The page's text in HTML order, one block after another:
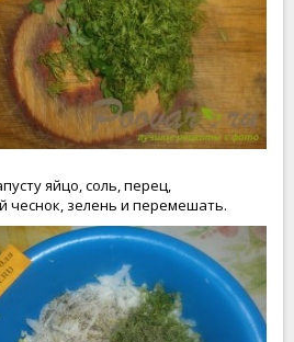
яйцо, соль, перец,
чеснок, зелень и перемешать.